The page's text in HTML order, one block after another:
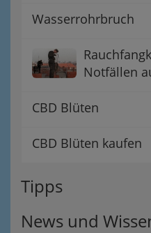
Wasserrohrbruch
Notfällen
CBD Blüten
CBD Blüten kaufen
Tipps
News und